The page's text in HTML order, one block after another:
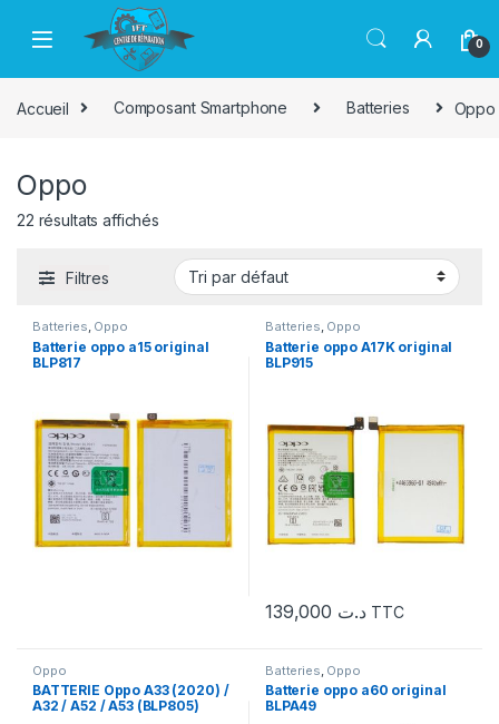
Passer à la navigation
Aller au contenu
0
Accueil Composant Smartphone Batteries Oppo
Oppo
22 résultats affichés
Filtres
Batteries, Oppo
Batterie oppo a15 original
BLP817
Batteries, Oppo
Batterie oppo A17K original
BLP915
د.ت TTC
Oppo
BATTERIE Oppo A33 (2020) /
A32 / A52 / A53 (BLP805)
Batteries Oppo
Batterie oppo a60 original
BLPA49